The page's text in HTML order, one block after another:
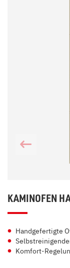
KAMINOFEN
Handgefertigte
Komfort-